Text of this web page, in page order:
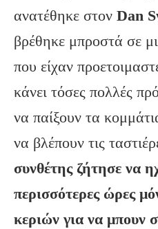
ανατέθηκε στον Dan
βρέθηκε μπροστά σε
που είχαν
κάνει τόσες πολλές
να παίξουν τα
να βλέπουν τις
συνθέτης ζήτησε να
περισσότερες ώρες
κεριών για να μπουν